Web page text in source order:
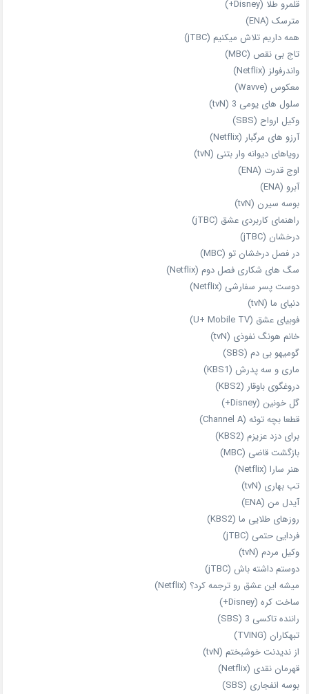
قلمرو طلا (Disney+)
مترسک (ENA)
همه داریم تلاش میکنیم (jTBC)
تاج بی‌ نقص (MBC)
واندرفولز (Netflix)
معکوس (Wavve)
سلول های یومی 3 (tvN)
وکیل ارواح (SBS)
آرزو های مرگبار (Netflix)
رویاهای دیوانه‌ وار بتنی (tvN)
اوج قدرت (ENA)
آبرو (ENA)
بوسه سیرن (tvN)
راهنمای کاربردی عشق (jTBC)
درخشان (jTBC)
در فصل درخشان تو (MBC)
سگ های شکاری فصل دوم (Netflix)
دوست‌ پسر سفارشی (Netflix)
دنیای ما (tvN)
فوبیای عشق (U+ Mobile TV)
خانم هونگ نفوذی (tvN)
گومیهو بی دم (SBS)
ماری و سه پدرش (KBS1)
دروغگوی باوقار (KBS2)
گل خونین (Disney+)
قطعا بچه توئه (Channel A)
برای دزد عزیزم (KBS2)
بازگشت قاضی (MBC)
هنر سارا (Netflix)
تب بهاری (tvN)
آیدل من (ENA)
روزهای طلایی ما (KBS2)
فردایی حتمی (jTBC)
وکیل مردم (tvN)
دوستم داشته باش (jTBC)
میشه این عشق رو ترجمه کرد؟ (Netflix)
ساخت کره (Disney+)
راننده تاکسی 3 (SBS)
تبهکاران (TVING)
از ندیدنت خوشبختم (tvN)
قهرمان نقدی (Netflix)
بوسه انفجاری (SBS)